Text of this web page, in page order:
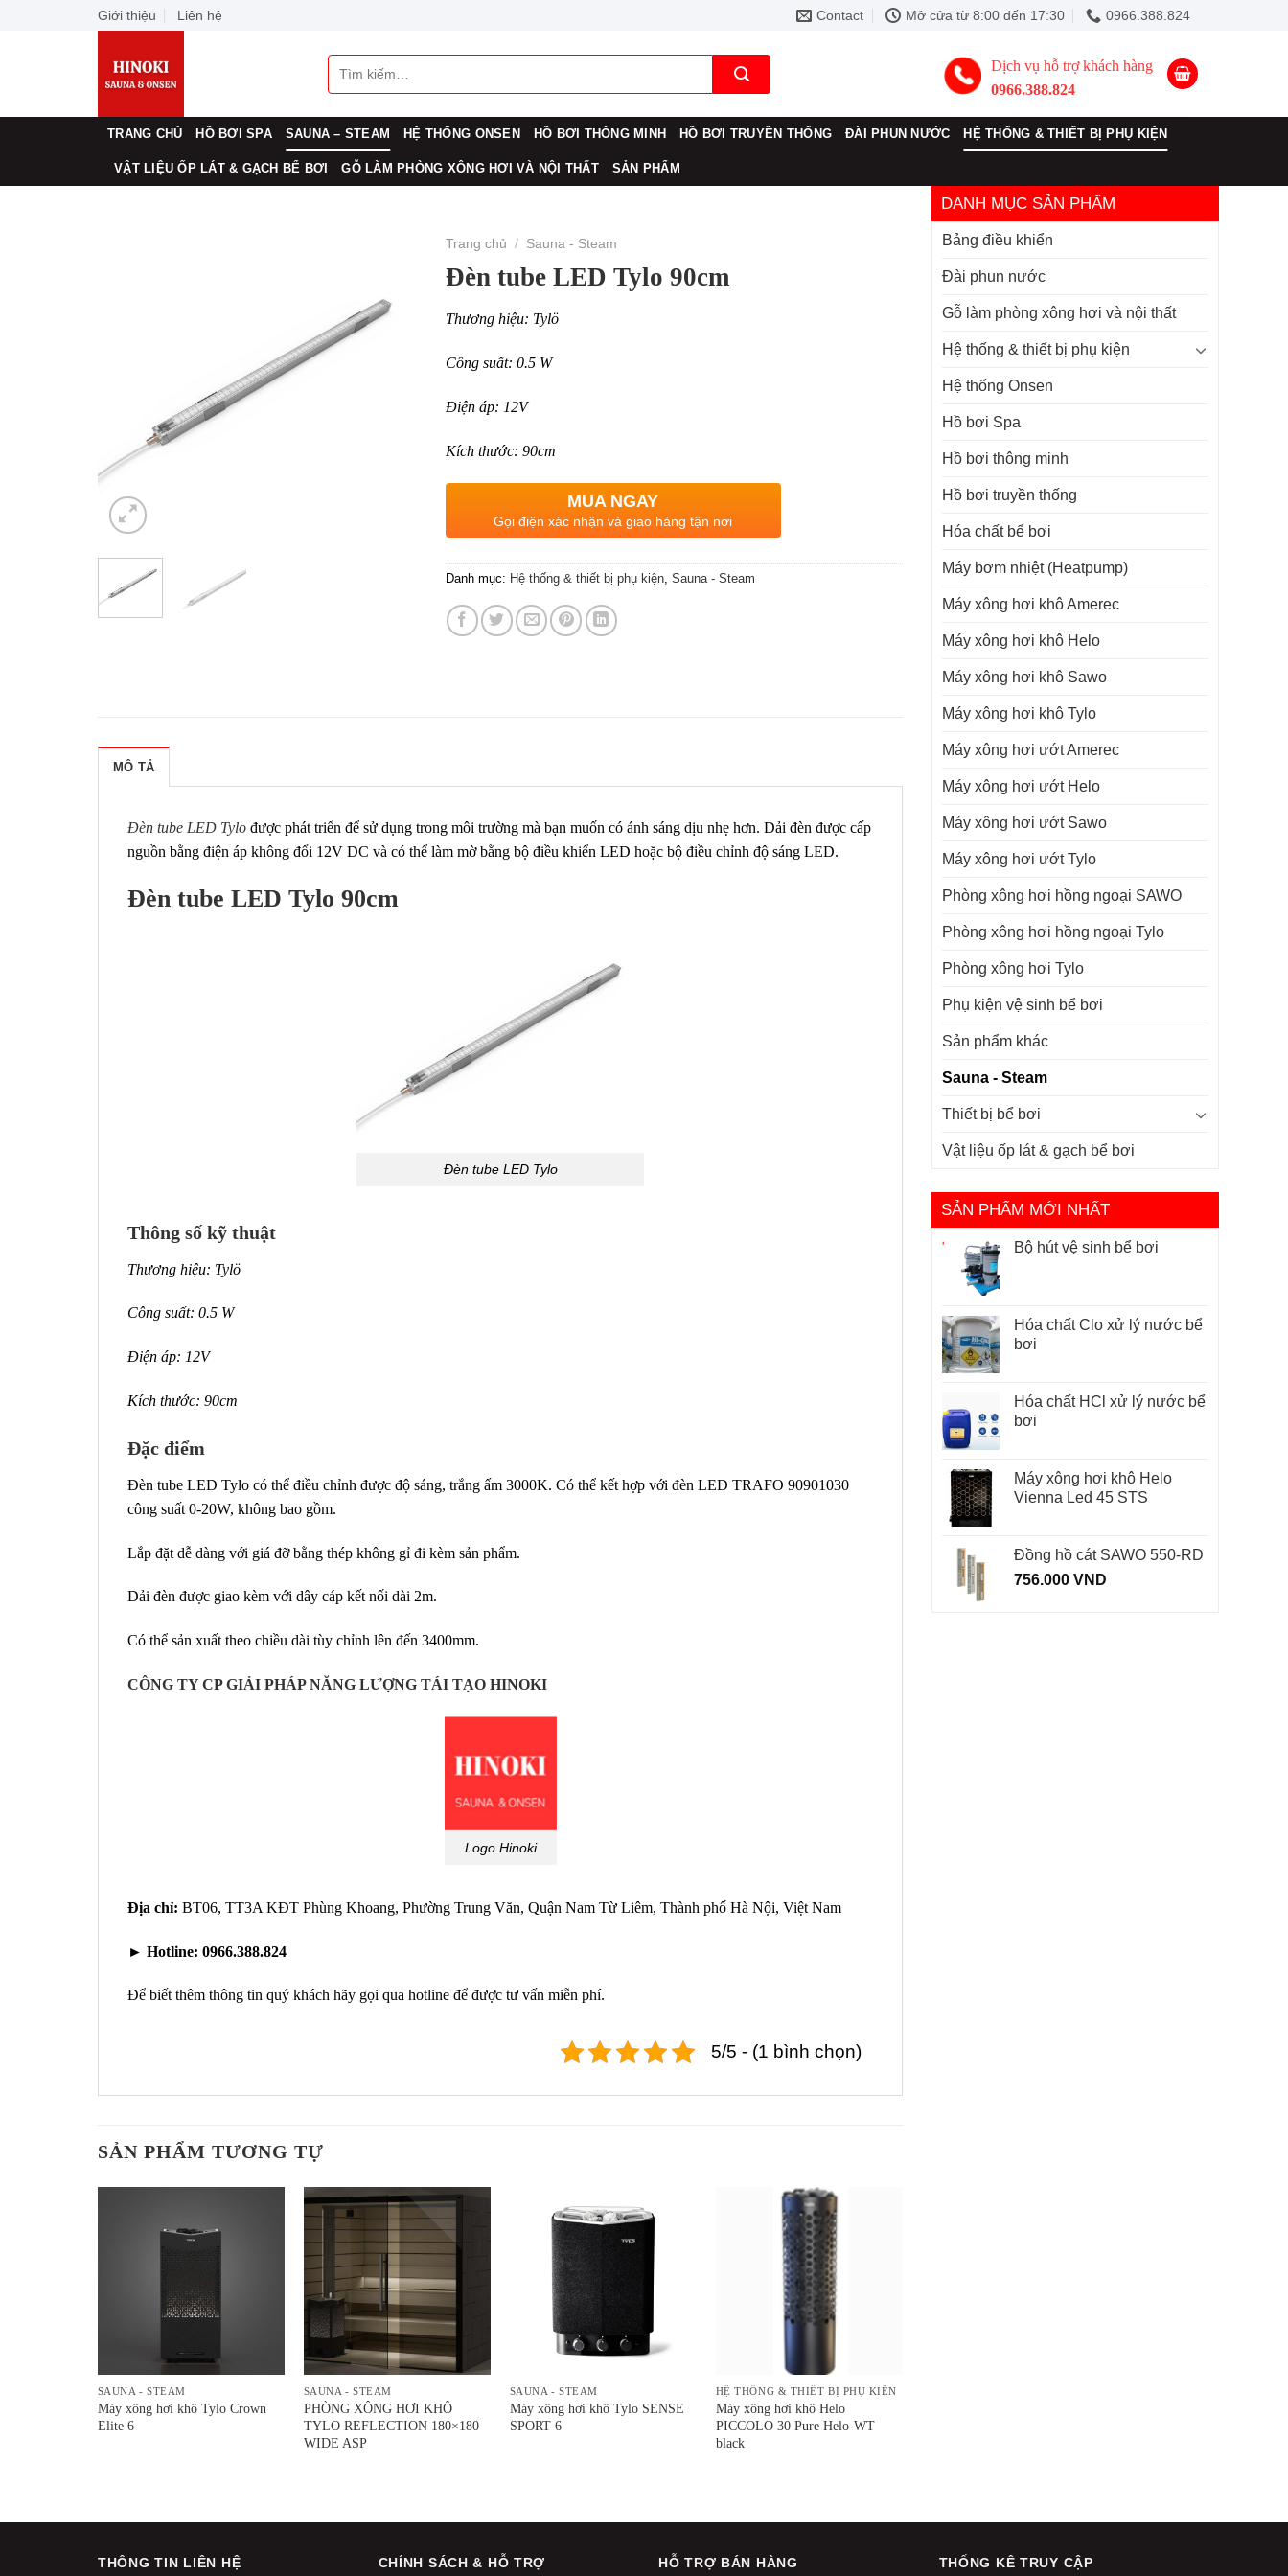
Giới thiệu Liên hệ Contact Mở cửa từ 8:00 đến 17:30 0966.388.824
Tìm
kiếm:
Dịch vụ hỗ trợ khách hàng
0966.388.824
TRANG CHỦ HỒ BƠI SPA SAUNA – STEAM HỆ THỐNG ONSEN HỒ BƠI THÔNG MINH HỒ BƠI TRUYỀN THỐNG ĐÀI PHUN NƯỚC HỆ THỐNG & THIẾT BỊ PHỤ KIỆN
VẬT LIỆU ỐP LÁT & GẠCH BỂ BƠI GỖ LÀM PHÒNG XÔNG HƠI VÀ NỘI THẤT SẢN PHẨM
DANH MỤC SẢN PHẨM
Bảng điều khiển
Đài phun nước
Gỗ làm phòng xông hơi và nội thất
Hệ thống & thiết bị phụ kiện
Hệ thống Onsen
Hồ bơi Spa
Hồ bơi thông minh
Hồ bơi truyền thống
Hóa chất bể bơi
Máy bơm nhiệt (Heatpump)
Máy xông hơi khô Amerec
Máy xông hơi khô Helo
Máy xông hơi khô Sawo
Máy xông hơi khô Tylo
Máy xông hơi ướt Amerec
Máy xông hơi ướt Helo
Máy xông hơi ướt Sawo
Máy xông hơi ướt Tylo
Phòng xông hơi hồng ngoại SAWO
Phòng xông hơi hồng ngoại Tylo
Phòng xông hơi Tylo
Phụ kiện vệ sinh bể bơi
Sản phẩm khác
Sauna - Steam
Thiết bị bể bơi
Vật liệu ốp lát & gạch bể bơi
SẢN PHẨM MỚI NHẤT
Bộ hút vệ sinh bể bơi
Hóa chất Clo xử lý nước bể
bơi
Hóa chất HCl xử lý nước bể
bơi
Máy xông hơi khô Helo
Vienna Led 45 STS
Đồng hồ cát SAWO 550-RD
756.000 VND
Trang chủ / Sauna - Steam
Đèn tube LED Tylo 90cm
Thương hiệu: Tylö
Công suất: 0.5 W
Điện áp: 12V
Kích thước: 90cm
MUA NGAY
Gọi điện xác nhận và giao hàng tận nơi
Danh mục: Hệ thống & thiết bị phụ kiện, Sauna - Steam
MÔ TẢ
Đèn tube LED Tylo được phát triển để sử dụng trong môi trường mà bạn muốn có ánh sáng dịu nhẹ hơn. Dải đèn được cấp
nguồn bằng điện áp không đổi 12V DC và có thể làm mờ bằng bộ điều khiển LED hoặc bộ điều chỉnh độ sáng LED.
Đèn tube LED Tylo 90cm
Đèn tube LED Tylo
Thông số kỹ thuật
Thương hiệu: Tylö
Công suất: 0.5 W
Điện áp: 12V
Kích thước: 90cm
Đặc điểm
Đèn tube LED Tylo có thể điều chỉnh được độ sáng, trắng ấm 3000K. Có thể kết hợp với đèn LED TRAFO 90901030
công suất 0-20W, không bao gồm.
Lắp đặt dễ dàng với giá đỡ bằng thép không gỉ đi kèm sản phẩm.
Dải đèn được giao kèm với dây cáp kết nối dài 2m.
Có thể sản xuất theo chiều dài tùy chỉnh lên đến 3400mm.
CÔNG TY CP GIẢI PHÁP NĂNG LƯỢNG TÁI TẠO HINOKI
Logo Hinoki
Địa chỉ: BT06, TT3A KĐT Phùng Khoang, Phường Trung Văn, Quận Nam Từ Liêm, Thành phố Hà Nội, Việt Nam
► Hotline: 0966.388.824
Để biết thêm thông tin quý khách hãy gọi qua hotline để được tư vấn miễn phí.
5/5 - (1 bình chọn)
SẢN PHẨM TƯƠNG TỰ
SAUNA - STEAM
Máy xông hơi khô Tylo Crown
Elite 6
SAUNA - STEAM
PHÒNG XÔNG HƠI KHÔ
TYLO REFLECTION 180×180
WIDE ASP
SAUNA - STEAM
Máy xông hơi khô Tylo SENSE
SPORT 6
HỆ THỐNG & THIẾT BỊ PHỤ KIỆN
Máy xông hơi khô Helo
PICCOLO 30 Pure Helo-WT
black
THÔNG TIN LIÊN HỆ CHÍNH SÁCH & HỖ TRỢ HỖ TRỢ BÁN HÀNG THỐNG KÊ TRUY CẬP